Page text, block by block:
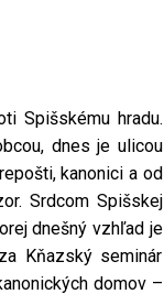
Spišskému hradu.
dnes je ulicou
kanonici a od
Srdcom Spišskej
dnešný vzhľad je
Kňazský seminár
domov –